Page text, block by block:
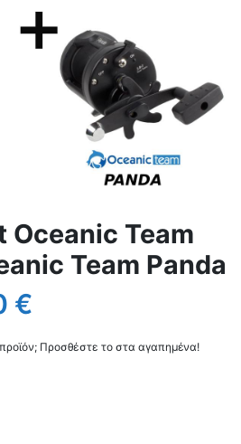
Oceanic Team
Team Panda
€
Προσθέστε το στα αγαπημένα!